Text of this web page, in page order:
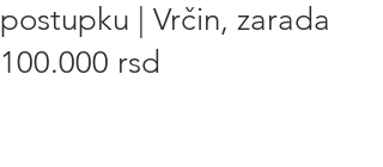
postupku | Vrčin, zarada
100.000 rsd